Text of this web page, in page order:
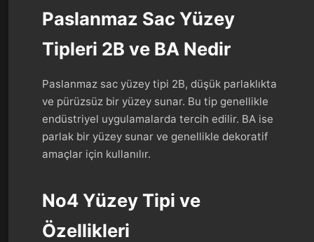
Paslanmaz Sac Yüzey
Tipleri 2B ve BA Nedir
Paslanmaz sac yüzey tipi 2B, düşük parlaklıkta
ve pürüzsüz bir yüzey sunar. Bu tip genellikle
endüstriyel uygulamalarda tercih edilir. BA ise
parlak bir yüzey sunar ve genellikle dekoratif
amaçlar için kullanılır.
No4 Yüzey Tipi ve
Özellikleri